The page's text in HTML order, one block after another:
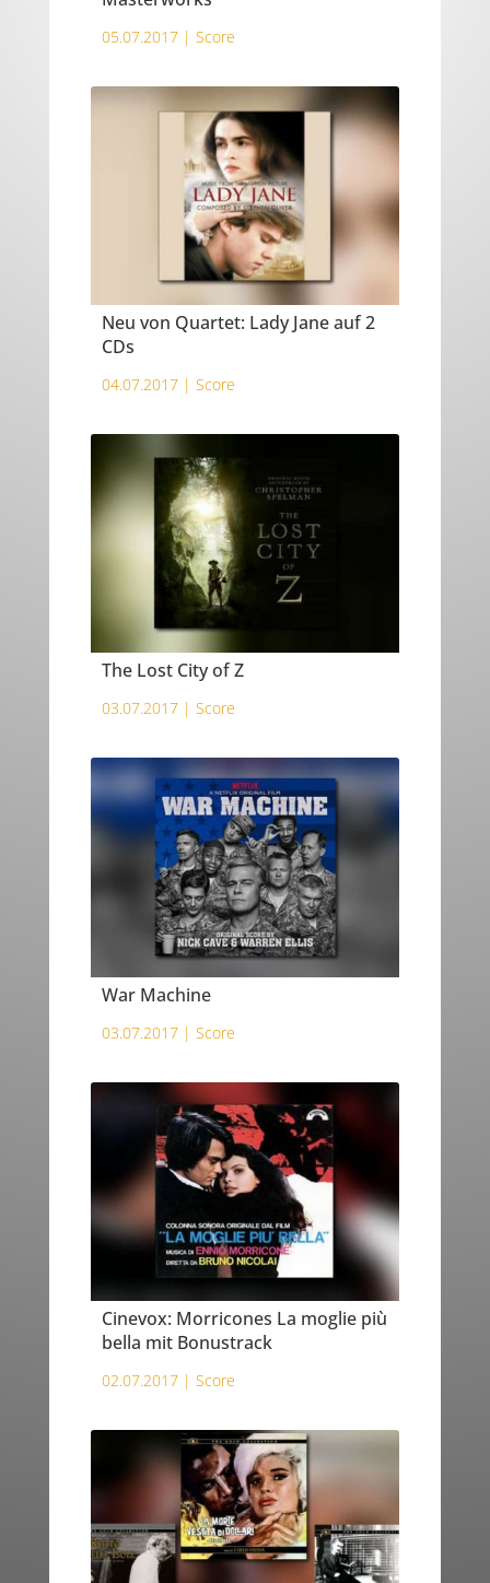
05.07.2017 | Score
Neu von Quartet: Lady Jane auf 2
CDs
04.07.2017 | Score
The Lost City of Z
03.07.2017 | Score
War Machine
03.07.2017 | Score
Cinevox: Morricones La moglie più
bella mit Bonustrack
02.07.2017 | Score